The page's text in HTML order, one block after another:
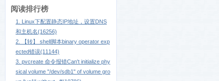
阅读排行榜
1. Linux下配置静态IP地址，设置DNS
和主机名(16256)
2. 【转】 shell脚本binary operator exp
ected错误(11144)
3. pvcreate 命令报错Can't initialize phy
sical volume "/dev/sdb1" of volume gro